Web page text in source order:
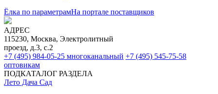
Ёлка по параметрамНа портале поставщиков
АДРЕС
115230, Москва, Электролитный
проезд, д.3, с.2
+7 (495) 984-05-25 многоканальный +7 (495) 545-75-58
оптовикам
ПОДКАТАЛОГ РАЗДЕЛА
Лето Дача Сад